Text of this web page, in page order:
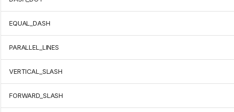
EQUAL_DASH
PARALLEL_LINES
VERTICAL_SLASH
FORWARD_SLASH